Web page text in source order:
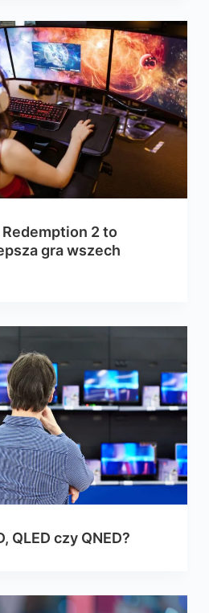
Redemption 2 to
gra wszech
QLED czy QNED?